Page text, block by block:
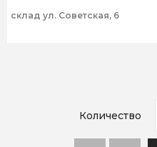
склад ул. Советская, 6
Количество